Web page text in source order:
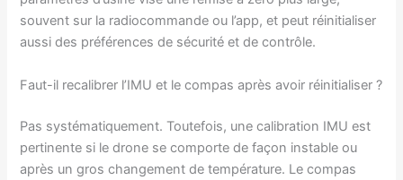
souvent sur la radiocommande ou l’app, et peut réinitialiser
aussi des préférences de sécurité et de contrôle.
Faut-il recalibrer l’IMU et le compas après avoir réinitialiser ?
Pas systématiquement. Toutefois, une calibration IMU est
pertinente si le drone se comporte de façon instable ou
après un gros changement de température. Le compas